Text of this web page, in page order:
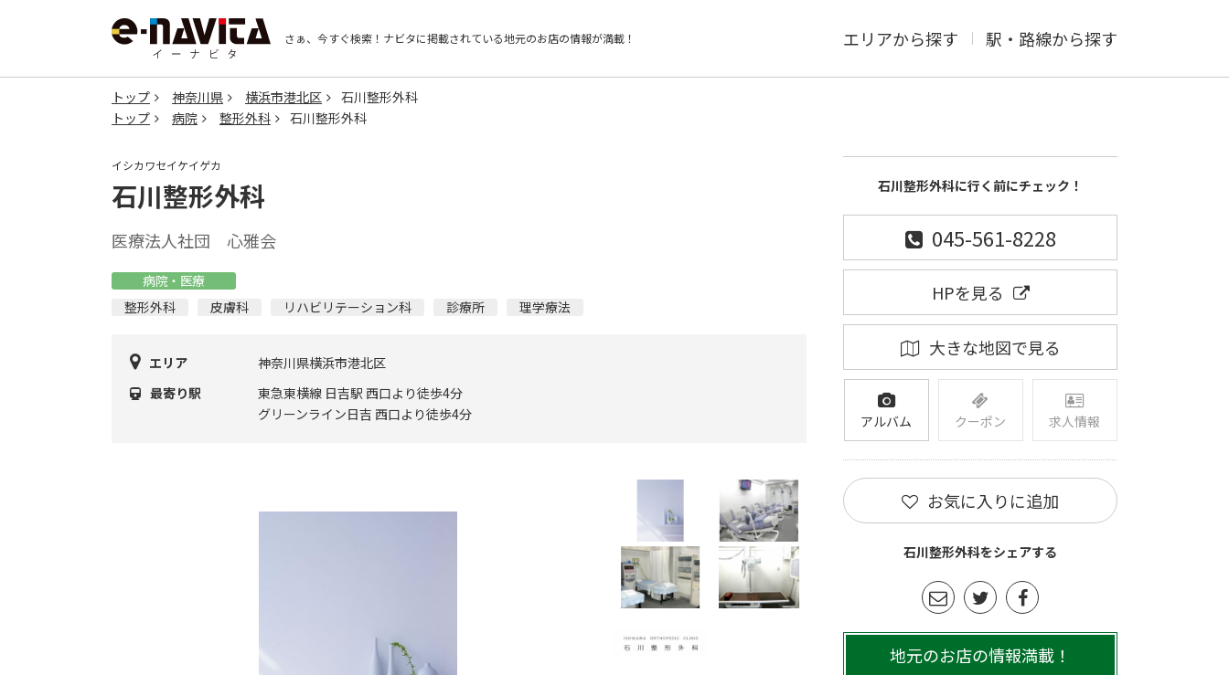
さぁ、今すぐ検索！ ナビタに掲載されている地元のお店の情報が満載！ エリアから探す 駅・路線から探す
トップ 神奈川県 横浜市港北区
石川整形外科
トップ
病院 整形外科 石川整形外科
イシカワセイケイゲカ
石川整形外科
医療法人社団 心雅会
病院・医療
整形外科
皮膚科 リハビリテーション科 診療所 理学療法
エリア
神奈川県横浜市港北区
最寄り駅
東急東横線 日吉駅 西口より徒歩4分
グリーンライン日吉 西口より徒歩4分
石川整形外科に行く前にチェック！
045-561-8228
HPを見る
大きな地図で見る
アルバム クーポン 求人情報
お気に入りに追加
石川整形外科をシェアする
地元のお店の情報満載！